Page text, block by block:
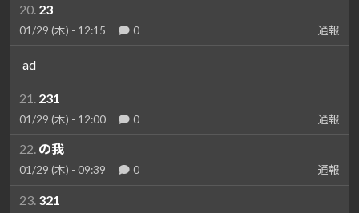
20. 23
01/29 (木) - 12:15 0 通報
ad
21. 231
01/29 (木) - 12:00 0 通報
22. の我
01/29 (木) - 09:39 0 通報
23. 321